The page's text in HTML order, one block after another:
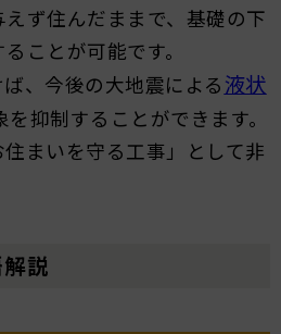
ず住んだままで、基礎の下
ことが可能です。
、今後の大地震による 液状
抑制することができます。
まいを守る工事」として非
説